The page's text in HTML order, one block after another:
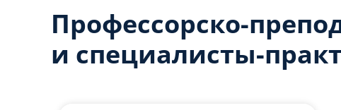
Профессорско-
и специалисты-